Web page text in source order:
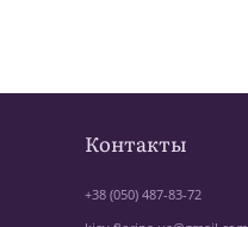
Контакты
+38 (050) 487-83-72